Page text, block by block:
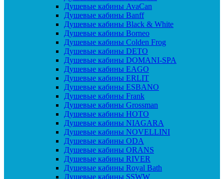
Душевые кабины AvaCan
Душевые кабины Banff
Душевые кабины Black & White
Душевые кабины Borneo
Душевые кабины Colden Frog
Душевые кабины DETO
Душевые кабины DOMANI-SPA
Душевые кабины EAGO
Душевые кабины ERLIT
Душевые кабины ESBANO
Душевые кабины Frank
Душевые кабины Grossman
Душевые кабины HOTO
Душевые кабины NIAGARA
Душевые кабины NOVELLINI
Душевые кабины ODA
Душевые кабины ORANS
Душевые кабины RIVER
Душевые кабины Royal Bath
Душевые кабины SSWW